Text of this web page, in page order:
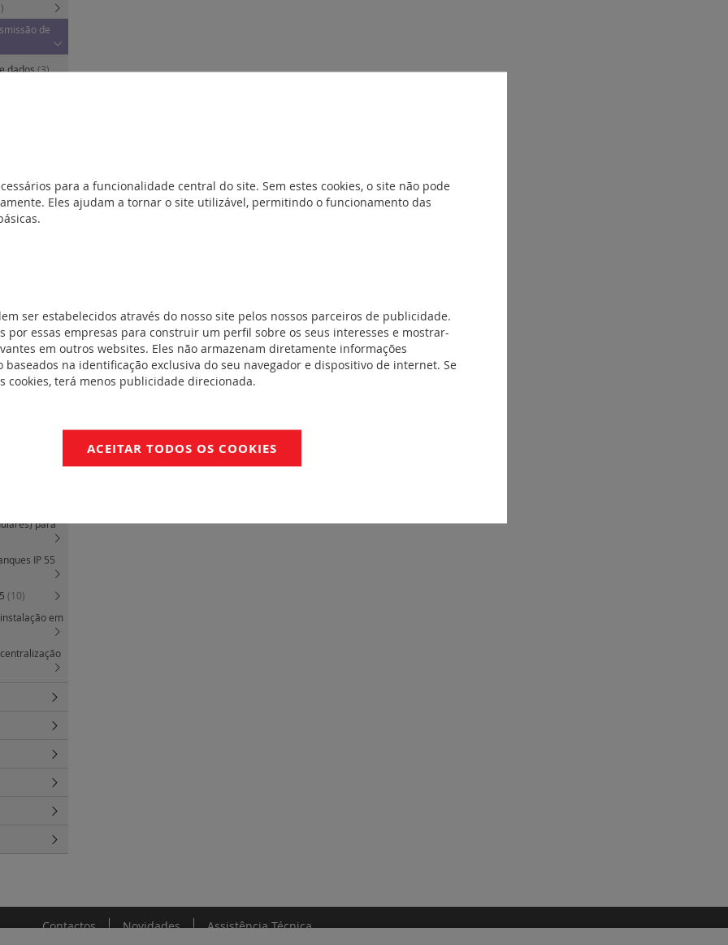
de
dados(3)
e
(12)
(versão
IP 44
para
IP 55
(10)
em
Contactos Novidades Assistência Técnica
para a funcionalidade central do site. Sem estes cookies, o site não pode
Eles ajudam a tornar o site utilizável, permitindo o funcionamento das
ser estabelecidos através do nosso site pelos nossos parceiros de publicidade.
por essas empresas para construir um perfil sobre os seus interesses e mostrar-
em outros websites. Eles não armazenam diretamente informações
baseados na identificação exclusiva do seu navegador e dispositivo de internet. Se
cookies, terá menos publicidade direcionada.
ACEITAR TODOS OS COOKIES